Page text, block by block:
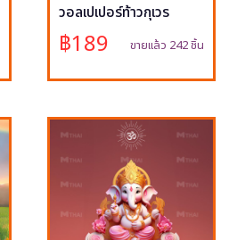
วอลเปเปอร์ท้าวกุเวร
฿189 ขายแล้ว 242 ชิ้น